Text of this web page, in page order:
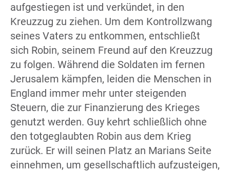
aufgestiegen ist und verkündet, in den
Kreuzzug zu ziehen. Um dem Kontrollzwang
seines Vaters zu entkommen, entschließt
sich Robin, seinem Freund auf den Kreuzzug
zu folgen. Während die Soldaten im fernen
Jerusalem kämpfen, leiden die Menschen in
England immer mehr unter steigenden
Steuern, die zur Finanzierung des Krieges
genutzt werden. Guy kehrt schließlich ohne
den totgeglaubten Robin aus dem Krieg
zurück. Er will seinen Platz an Marians Seite
einnehmen, um gesellschaftlich aufzusteigen,